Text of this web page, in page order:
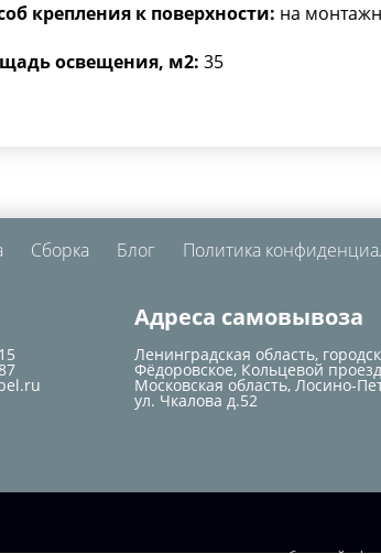
крепления к поверхности: на
освещения, м2: 35
Сборка Блог Политика
Адреса самовывоза
Ленинградская область,
Фёдоровское, Кольцевой
Московская область, Лосино-
ул. Чкалова д.52